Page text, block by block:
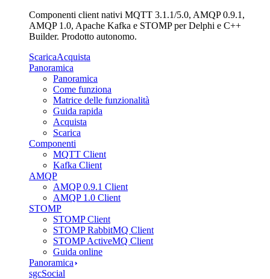
Componenti client nativi MQTT 3.1.1/5.0, AMQP 0.9.1,
AMQP 1.0, Apache Kafka e STOMP per Delphi e C++
Builder. Prodotto autonomo.
ScaricaAcquista
Panoramica
Panoramica
Come funziona
Matrice delle funzionalità
Guida rapida
Acquista
Scarica
Componenti
MQTT Client
Kafka Client
AMQP
AMQP 0.9.1 Client
AMQP 1.0 Client
STOMP
STOMP Client
STOMP RabbitMQ Client
STOMP ActiveMQ Client
Guida online
Panoramica
sgcSocial